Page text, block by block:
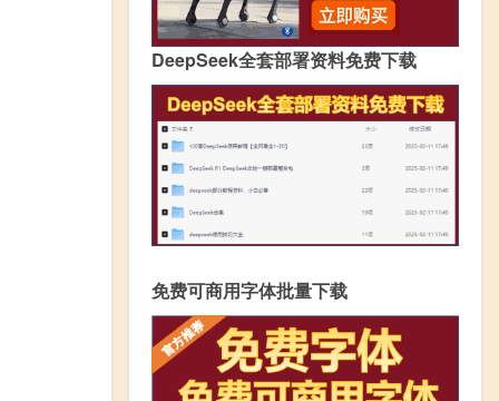
DeepSeek全套部署资料免费下载
免费可商用字体批量下载